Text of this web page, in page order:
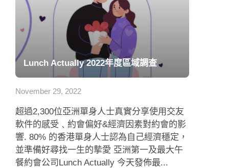
傳媒報導
約會技巧
應用程式
聯絡我們
Lunch Actually 2022年度區域調查
November 29, 2022
超過2,300位亞洲單身人士真實分享使用交友
軟件的感受﹑約會偏好&經濟因素對約會的影
響. 80% 的香港單身人士認為自己經濟穩定，
並準備好尋找一生的摯愛 亞洲第一及最大午
餐約會公司Lunch Actually 今天發佈最...